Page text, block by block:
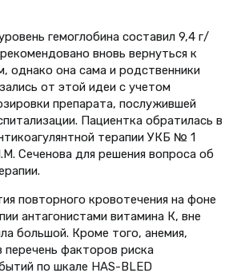
гемоглобина составил 9,4 г/
вновь вернуться к
однако она сама и родственники
от этой идеи с учетом
препарата, послужившей
Пациентка обратилась в
терапии УКБ № 1
Сеченова для решения вопроса об
повторного кровотечения на фоне
антагонистами витамина К, вне
большой. Кроме того, анемия,
перечень факторов риска
по шкале HAS-BLED